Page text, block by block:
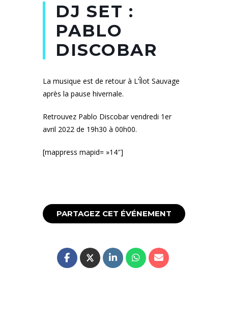
DJ SET :
PABLO
DISCOBAR
La musique est de retour à L’Îlot Sauvage
après la pause hivernale.
Retrouvez Pablo Discobar vendredi 1er
avril 2022 de 19h30 à 00h00.
[mappress mapid= »14″]
PARTAGEZ CET ÉVÉNEMENT